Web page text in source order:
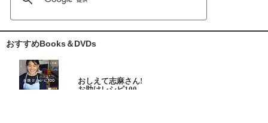
おすすめBooks＆DVDs
おしえて志麻さん!
お助けレシピ100